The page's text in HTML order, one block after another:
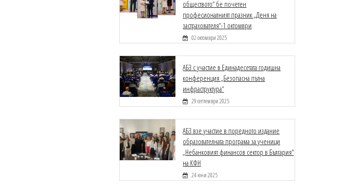
обществото“ бе почетен
професионалният празник „Деня на
застрахователя“-1 октомври
02 октомври 2025
АБЗ с участие в Единадесетата годишна
конференция „Безопасна пътна
инфраструктура“
29 септември 2025
АБЗ взе участие в поредното издание
образователната програма за ученици
„Небанковият финансов сектор в България“
на КФН
24 юни 2025